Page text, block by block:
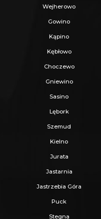
ubezpieczeniem OC
Z nami u
Specjalną.
Więcej podobnych
stronie:
Wejherowo
Gowino
Kąpino
Kębłowo
Choczewo
Gniewino
Sasino
Lębork
Szemud
Kielno
Jurata
Jastarnia
Jastrzebia Góra
Puck
Stegna